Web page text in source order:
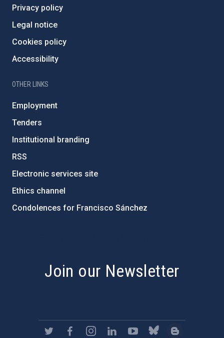
Privacy policy
Legal notice
Cookies policy
Accessibility
OTHER LINKS
Employment
Tenders
Institutional branding
RSS
Electronic services site
Ethics channel
Condolences for Francisco Sánchez
Join our Newsletter